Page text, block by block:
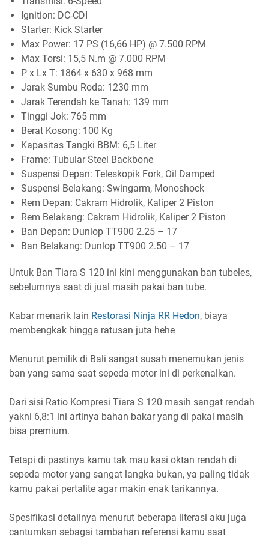
Ignition: DC-CDI
Starter: Kick Starter
Max Power: 17 PS (16,66 HP) @ 7.500 RPM
Max Torsi: 15,5 N.m @ 7.000 RPM
P x Lx T: 1864 x 630 x 968 mm
Jarak Sumbu Roda: 1230 mm
Jarak Terendah ke Tanah: 139 mm
Tinggi Jok: 765 mm
Berat Kosong: 100 Kg
Kapasitas Tangki BBM: 6,5 Liter
Frame: Tubular Steel Backbone
Suspensi Depan: Teleskopik Fork, Oil Damped
Suspensi Belakang: Swingarm, Monoshock
Rem Depan: Cakram Hidrolik, Kaliper 2 Piston
Rem Belakang: Cakram Hidrolik, Kaliper 2 Piston
Ban Depan: Dunlop TT900 2.25 – 17
Ban Belakang: Dunlop TT900 2.50 – 17
Untuk Ban Tiara S 120 ini kini menggunakan ban tubeles,
sebelumnya saat di jual masih pakai ban tube.
Kabar menarik lain Restorasi Ninja RR Hedon, biaya
membengkak hingga ratusan juta hehe
Menurut pemilik di Bali sangat susah menemukan jenis
ban yang sama saat sepeda motor ini di perkenalkan.
Dari sisi Ratio Kompresi Tiara S 120 masih sangat rendah
yakni 6,8:1 ini artinya bahan bakar yang di pakai masih
bisa premium.
Tetapi di pastinya kamu tak mau kasi oktan rendah di
sepeda motor yang sangat langka bukan, ya paling tidak
kamu pakai pertalite agar makin enak tarikannya.
Spesifikasi detailnya menurut beberapa literasi aku juga
cantumkan sebagai tambahan referensi kamu saat